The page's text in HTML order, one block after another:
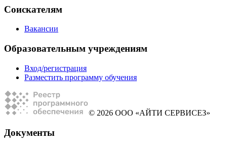
Соискателям
Вакансии
Образовательным учреждениям
Вход/регистрация
Разместить программу обучения
© 2026 ООО «АЙТИ СЕРВИСЕЗ»
Документы